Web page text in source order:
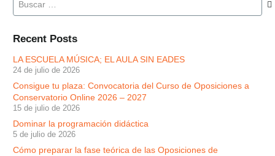
Recent Posts
LA ESCUELA MÚSICA; EL AULA SIN EADES
24 de julio de 2026
Consigue tu plaza: Convocatoria del Curso de Oposiciones a
Conservatorio Online 2026 – 2027
15 de julio de 2026
Dominar la programación didáctica
5 de julio de 2026
Cómo preparar la fase teórica de las Oposiciones de